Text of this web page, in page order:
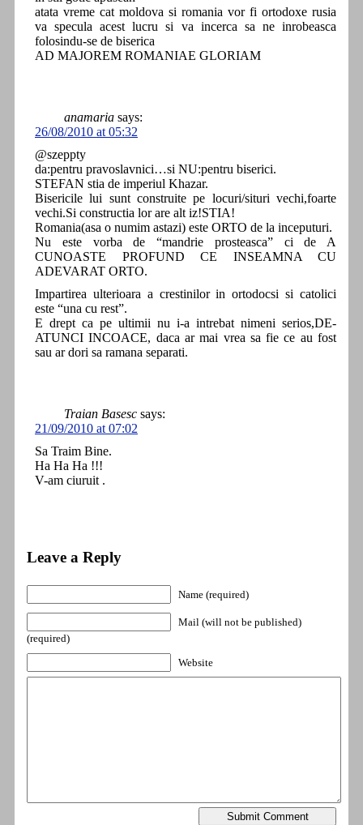
atata vreme cat moldova si romania vor fi ortodoxe rusia
va specula acest lucru si va incerca sa ne inrobeasca
folosindu-se de biserica
AD MAJOREM ROMANIAE GLORIAM
anamaria says:
26/08/2010 at 05:32
@szeppty
da:pentru pravoslavnici…si NU:pentru biserici.
STEFAN stia de imperiul Khazar.
Bisericile lui sunt construite pe locuri/situri vechi,foarte
vechi.Si constructia lor are alt iz!STIA!
Romania(asa o numim astazi) este ORTO de la inceputuri.
Nu este vorba de “mandrie prosteasca” ci de A
CUNOASTE PROFUND CE INSEAMNA CU
ADEVARAT ORTO.
Impartirea ulterioara a crestinilor in ortodocsi si catolici
este “una cu rest”.
E drept ca pe ultimii nu i-a intrebat nimeni serios,DE-
ATUNCI INCOACE, daca ar mai vrea sa fie ce au fost
sau ar dori sa ramana separati.
Traian Basesc says:
21/09/2010 at 07:02
Sa Traim Bine.
Ha Ha Ha !!!
V-am ciuruit .
Leave a Reply
Name (required)
Mail (will not be published)
(required)
Website